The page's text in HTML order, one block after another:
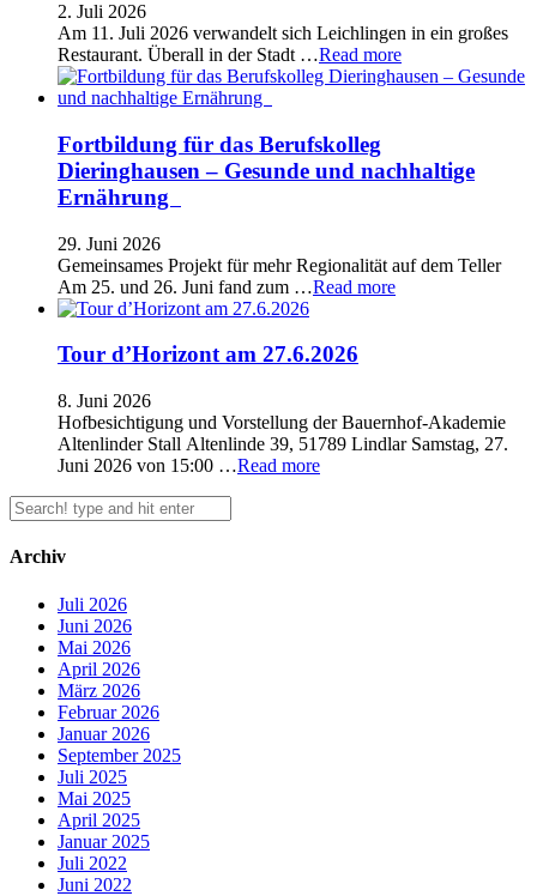
2. Juli 2026
Am 11. Juli 2026 verwandelt sich Leichlingen in ein großes
Restaurant. Überall in der Stadt …Read more
Fortbildung für das Berufskolleg
Dieringhausen – Gesunde und nachhaltige
Ernährung
29. Juni 2026
Gemeinsames Projekt für mehr Regionalität auf dem Teller
Am 25. und 26. Juni fand zum …Read more
Tour d’Horizont am 27.6.2026
8. Juni 2026
Hofbesichtigung und Vorstellung der Bauernhof-Akademie
Altenlinder Stall Altenlinde 39, 51789 Lindlar Samstag, 27.
Juni 2026 von 15:00 …Read more
Archiv
Juli 2026
Juni 2026
Mai 2026
April 2026
März 2026
Februar 2026
Januar 2026
September 2025
Juli 2025
Mai 2025
April 2025
Januar 2025
Juli 2022
Juni 2022